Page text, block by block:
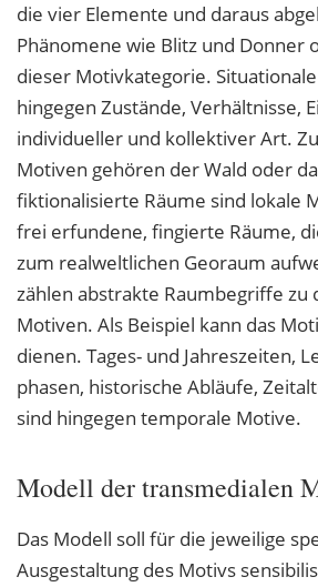
die vier Elemente und daraus
Phänomene wie Blitz und Donner
dieser Motivkategorie.
hingegen Zustände, Verhältnisse,
individueller und kollektiver Art.
Motiven gehören der Wald oder
fiktionalisierte Räume sind lokale
frei erfundene, fingierte Räume,
zum realweltlichen Georaum
zählen abstrakte Raumbegriffe zu
Motiven. Als Beispiel kann das
dienen. Tages- und Jahreszeiten,
phasen, historische Abläufe,
sind hingegen temporale Motive.
Modell der transmedialen
Das Modell soll für die jeweilige
Ausgestaltung des Motivs